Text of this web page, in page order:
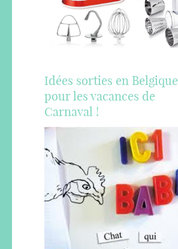
Idées sorties en Belgique
pour les vacances de
Carnaval !